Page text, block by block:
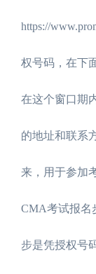
https://
权号码，在下
在这个窗口期
的地址和联系
来，用于参加
CMA考试报名
步是凭授权号